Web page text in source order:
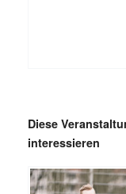
Diese
interessieren